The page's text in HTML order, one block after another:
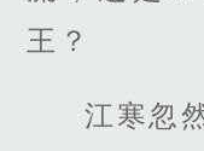
王？
江寒忽